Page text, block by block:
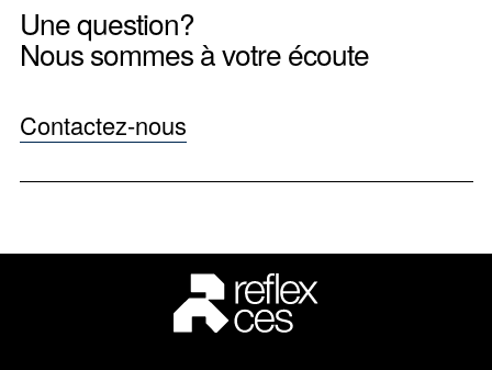
Une question?
Nous sommes à votre écoute
Contactez-nous